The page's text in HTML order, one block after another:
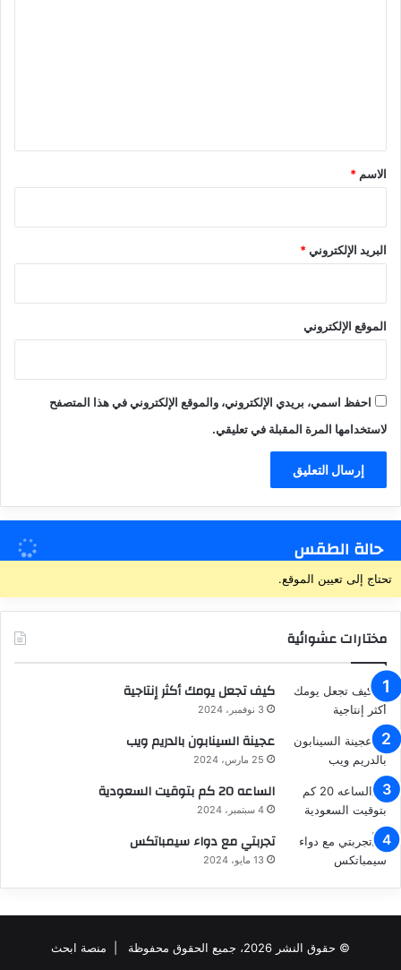
*
الاسم *
البريد الإلكتروني*
الموقع الإلكتروني
احفظ اسمي، بريدي الإلكتروني، والموقع الإلكتروني في هذا المتصفح
لاستخدامها المرة المقبلة في تعليقي.
حالة الطقس
تحتاج إلى تعيين الموقع.
مختارات عشوائية
كيف تجعل يومك أكثر إنتاجية
3 نوفمبر، 2024
عجينة السينابون بالدريم ويب
25 مارس، 2024
الساعه 20 كم بتوقيت السعودية
4 سبتمبر، 2024
تجربتي مع دواء سيمباتكس
13 مايو، 2024
© حقوق النشر 2026، جميع الحقوق محفوظة | منصة ابحث